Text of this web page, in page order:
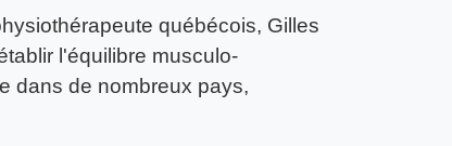
québécois, Gilles
l'équilibre musculo-
dans de nombreux pays,